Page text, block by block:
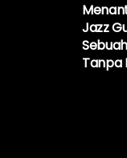
Jazz
Tanpa